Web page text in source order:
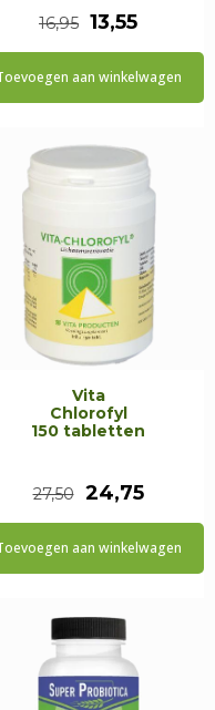
16,95
prijs
13,55Huidige
prijs
aan winkelwagen
Vita
Chlorofyl
150 tabletten
27,50
prijs
24,75
prijs
is:
aan winkelwagen